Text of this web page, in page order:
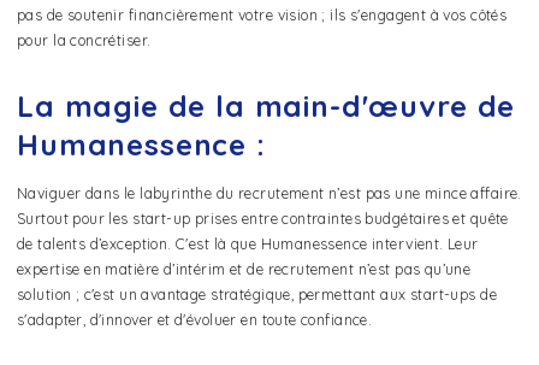
pas de soutenir financièrement votre vision ; ils s'engagent à vos côtés
pour la concrétiser.
La magie de la main-d'œuvre de
Humanessence :
Naviguer dans le labyrinthe du recrutement n’est pas une mince affaire.
Surtout pour les start-up prises entre contraintes budgétaires et quête
de talents d’exception. C'est là que Humanessence intervient. Leur
expertise en matière d’intérim et de recrutement n’est pas qu’une
solution ; c'est un avantage stratégique, permettant aux start-ups de
s'adapter, d'innover et d'évoluer en toute confiance.